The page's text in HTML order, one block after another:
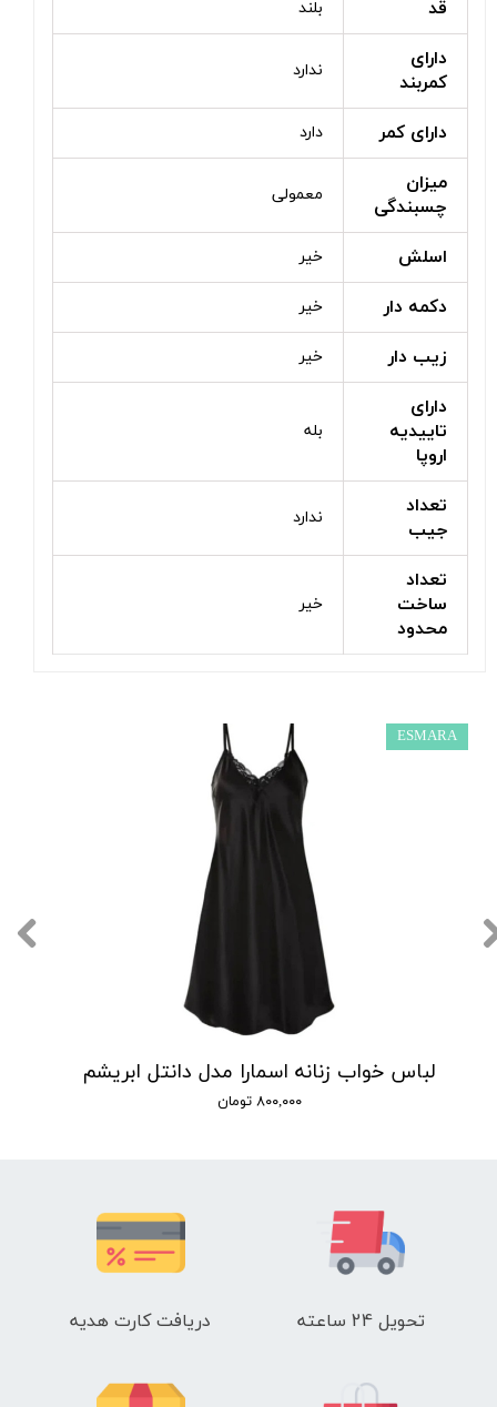
قد بلند
دارای
کمربند
ندارد
دارای کمر دارد
میزان
چسبندگی
معمولی
اسلش خیر
دکمه دار خیر
زیب دار خیر
دارای
تاییدیه
اروپا
بله
تعداد
جیب
ندارد
تعداد
ساخت
محدود
خیر
لباس خواب زنانه اسمارا مدل دانتل ابریشم
۸۰۰,۰۰۰ تومان
ESMARA
تحویل 24 ساعته دریافت کارت هدیه